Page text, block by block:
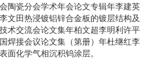
陶瓷分会学术年会论文专辑年李建英
文田热浸镀铝锌合金板的镀层结构及
术交流会论文集年柏文超李明利许平
焊接会议论文集（第册）年杜继红李
面化学气相沉积钨涂层。